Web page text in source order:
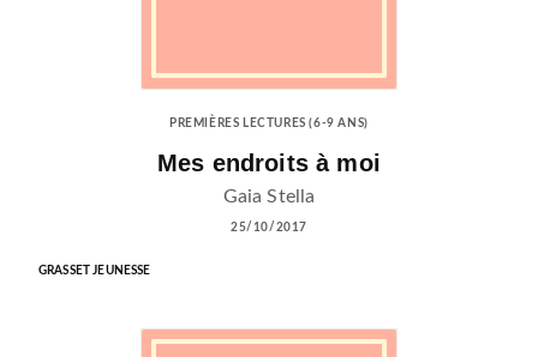
PREMIÈRES LECTURES (6-9 ANS)
Mes endroits à moi
Gaia Stella
25/10/2017
GRASSET JEUNESSE